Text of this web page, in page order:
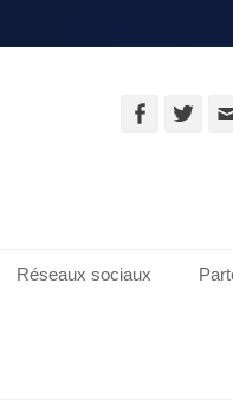
Réseaux sociaux